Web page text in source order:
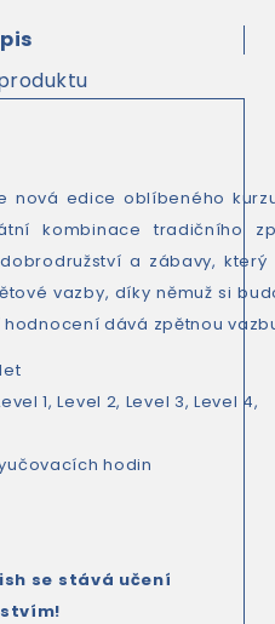
nová edice oblíbeného
kombinace tradičního
a zábavy,
vazby, díky němuž si
dává zpětnou
1, Level 2, Level 3, Level 4,
hodin
se stává učení